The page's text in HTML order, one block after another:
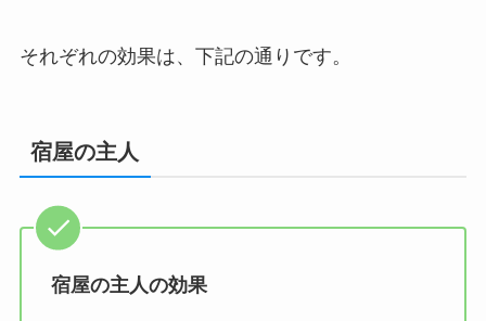
それぞれの効果は、下記の通りです。
宿屋の主人
宿屋の主人の効果